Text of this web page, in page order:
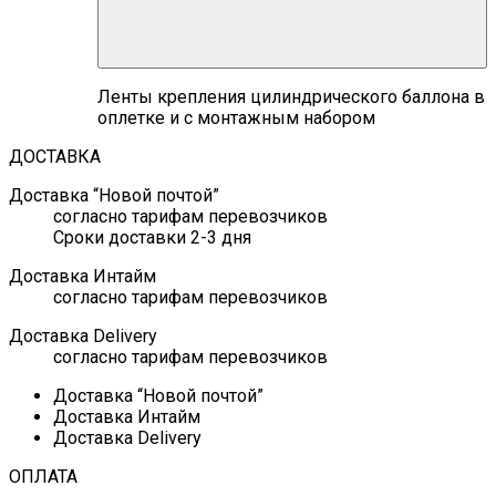
Ленты крепления цилиндрического баллона в
оплетке и с монтажным набором
ДОСТАВКА
Доставка “Новой почтой”
согласно тарифам перевозчиков
Сроки доставки 2-3 дня
Доставка Интайм
согласно тарифам перевозчиков
Доставка Delivery
согласно тарифам перевозчиков
Доставка “Новой почтой”
Доставка Интайм
Доставка Delivery
ОПЛАТА